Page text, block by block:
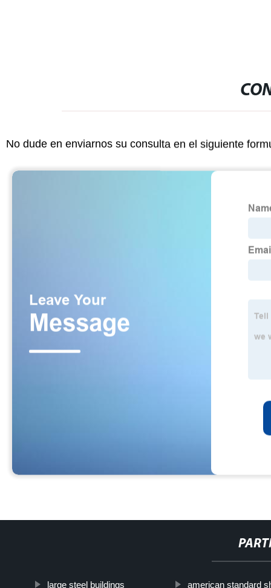
No dude en enviarnos su consulta en el siguiente
large steel buildings american standard